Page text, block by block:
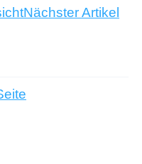
Nächster Artikel